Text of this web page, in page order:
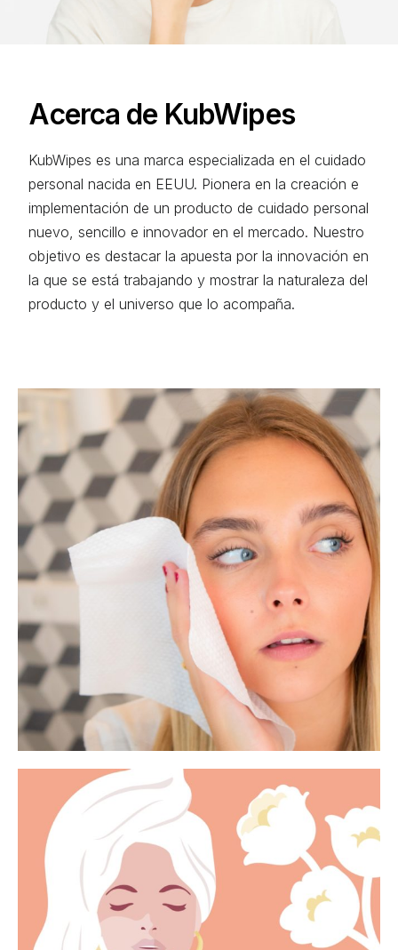
Acerca de KubWipes
KubWipes es una marca especializada en el cuidado
personal nacida en EEUU. Pionera en la creación e
implementación de un producto de cuidado personal
nuevo, sencillo e innovador en el mercado. Nuestro
objetivo es destacar la apuesta por la innovación en
la que se está trabajando y mostrar la naturaleza del
producto y el universo que lo acompaña.